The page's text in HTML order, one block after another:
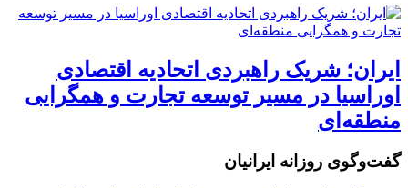
ایران؛ شریک راهبردی اتحادیه اقتصادی
اوراسیا در مسیر توسعه تجارت و همگرایی
منطقه‌ای
گفت‌وگوی روزانه ایرانیان